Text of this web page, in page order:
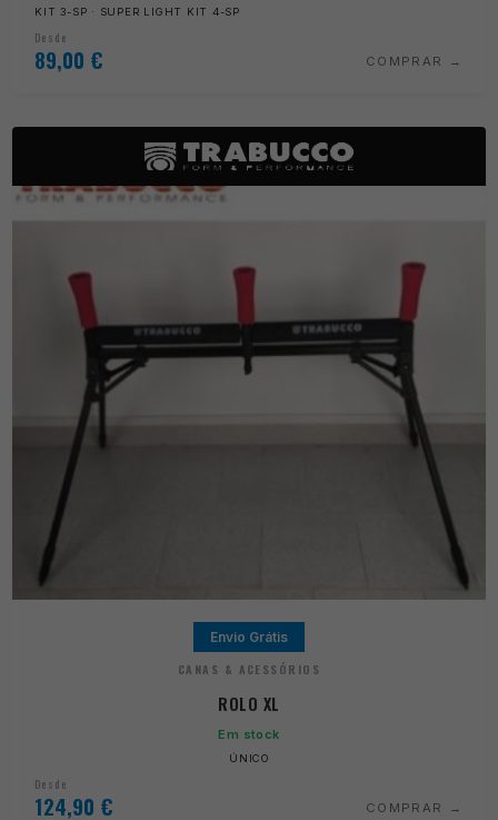
KIT 3-SP · SUPER LIGHT KIT 4-SP
Desde
89,00 € COMPRAR
Envio Grátis
CANAS & ACESSÓRIOS
ROLO XL
Em stock
ÚNICO
Desde
124,90 € COMPRAR